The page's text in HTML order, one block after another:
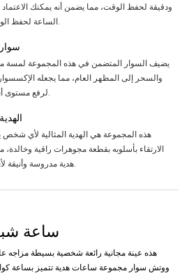
ودقيقة لحفظ الوقت، مما يضمن أنه يمكنك
الساعة لحفظ الوقت بدقة.
يضيف السوار المتضمن في هذه المجموعة لمسة
والسحر إلى المظهر العام، مما يجعله
لرفع مستوى أي ملابس.
هذه المجموعة هي الهدية المثالية لأي
الارتقاء بأسلوبه بقطعة مجوهرات راقية وخالدة،
هدية مدروسة وأنيقة لأي مناسبة.
ساعة
هذه عينة مجانية رائعة شخصية بسيطة مزاجه
ووتش سوار مجموعة ساعات هدية تتميز بساعة